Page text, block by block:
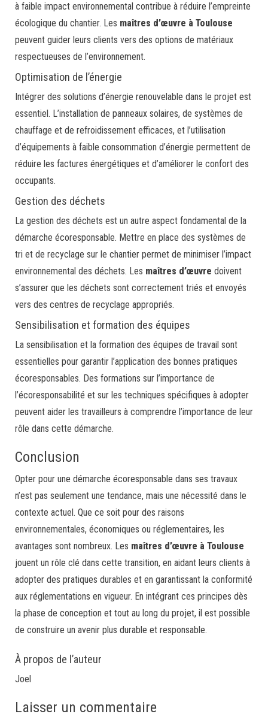
à faible impact environnemental contribue à réduire l’empreinte
écologique du chantier. Les maîtres d’œuvre à Toulouse
peuvent guider leurs clients vers des options de matériaux
respectueuses de l’environnement.
Optimisation de l’énergie
Intégrer des solutions d’énergie renouvelable dans le projet est
essentiel. L’installation de panneaux solaires, de systèmes de
chauffage et de refroidissement efficaces, et l’utilisation
d’équipements à faible consommation d’énergie permettent de
réduire les factures énergétiques et d’améliorer le confort des
occupants.
Gestion des déchets
La gestion des déchets est un autre aspect fondamental de la
démarche écoresponsable. Mettre en place des systèmes de
tri et de recyclage sur le chantier permet de minimiser l’impact
environnemental des déchets. Les maîtres d’œuvre doivent
s’assurer que les déchets sont correctement triés et envoyés
vers des centres de recyclage appropriés.
Sensibilisation et formation des équipes
La sensibilisation et la formation des équipes de travail sont
essentielles pour garantir l’application des bonnes pratiques
écoresponsables. Des formations sur l’importance de
l’écoresponsabilité et sur les techniques spécifiques à adopter
peuvent aider les travailleurs à comprendre l’importance de leur
rôle dans cette démarche.
Conclusion
Opter pour une démarche écoresponsable dans ses travaux
n’est pas seulement une tendance, mais une nécessité dans le
contexte actuel. Que ce soit pour des raisons
environnementales, économiques ou réglementaires, les
avantages sont nombreux. Les maîtres d’œuvre à Toulouse
jouent un rôle clé dans cette transition, en aidant leurs clients à
adopter des pratiques durables et en garantissant la conformité
aux réglementations en vigueur. En intégrant ces principes dès
la phase de conception et tout au long du projet, il est possible
de construire un avenir plus durable et responsable.
À propos de l’auteur
Joel
Laisser un commentaire